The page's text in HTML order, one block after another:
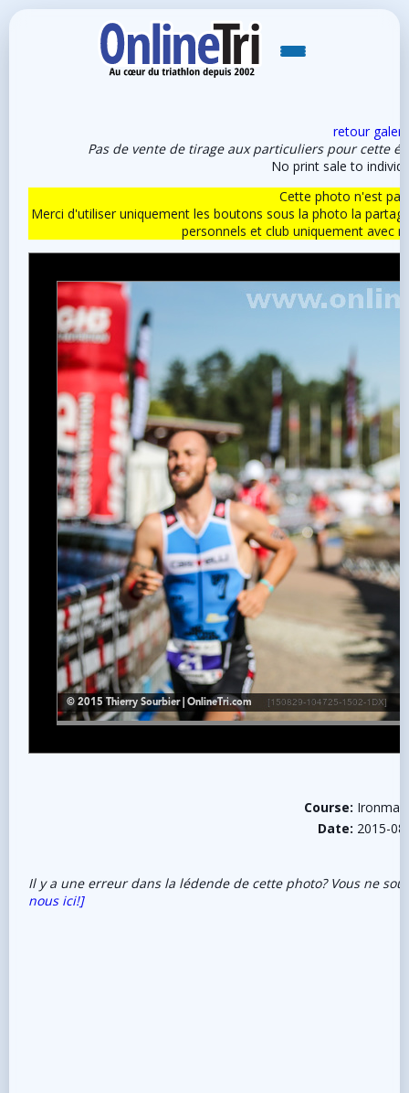
retour
Pas de vente de tirage aux particuliers pour cette
No print sale to
Cette photo n'est
Merci d'utiliser uniquement les boutons sous la photo la
personnels et club uniquement avec
Course: Ironman
Date: 2015-
Il y a une erreur dans la lédende de cette photo? Vous ne
nous ici!]